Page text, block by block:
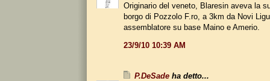
Originario del veneto, Blaresin aveva la
borgo di Pozzolo F.ro, a 3km da Novi
assemblatore su base Maino e Amerio.
23/9/10 10:39 AM
P.DeSade ha detto...